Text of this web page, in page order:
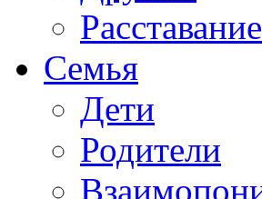
Расставание
Семья
Дети
Родители